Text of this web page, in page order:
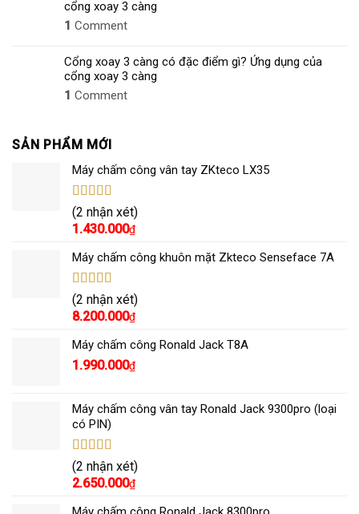
cổng xoay 3 càng
1 Comment
Cổng xoay 3 càng có đặc điểm gì? Ứng dụng của
cổng xoay 3 càng
1 Comment
SẢN PHẨM MỚI
Máy chấm công vân tay ZKteco LX35
Được xếp
hạng5.005
sao
(2 nhận xét)
1.430.000₫
Máy chấm công khuôn mặt Zkteco Senseface 7A
Được xếp
hạng5.005
sao
(2 nhận xét)
8.200.000₫
Máy chấm công Ronald Jack T8A
1.990.000₫
Máy chấm công vân tay Ronald Jack 9300pro (loại
có PIN)
Được xếp
hạng5.005
sao
(2 nhận xét)
2.650.000₫